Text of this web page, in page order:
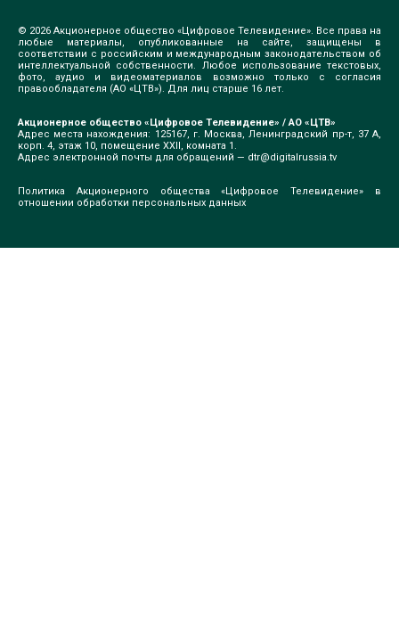
© 2026 Акционерное общество «Цифровое Телевидение». Все права на
любые материалы, опубликованные на сайте, защищены в
соответствии с российским и международным законодательством об
интеллектуальной собственности. Любое использование текстовых,
фото, аудио и видеоматериалов возможно только с согласия
правообладателя (АО «ЦТВ»). Для лиц старше 16 лет.
Акционерное общество «Цифровое Телевидение» / АО «ЦТВ»
Адрес места нахождения: 125167, г. Москва, Ленинградский пр-т, 37 А,
корп. 4, этаж 10, помещение XXII, комната 1.
Адрес электронной почты для обращений — dtr@digitalrussia.tv
Политика Акционерного общества «Цифровое Телевидение» в
отношении обработки персональных данных